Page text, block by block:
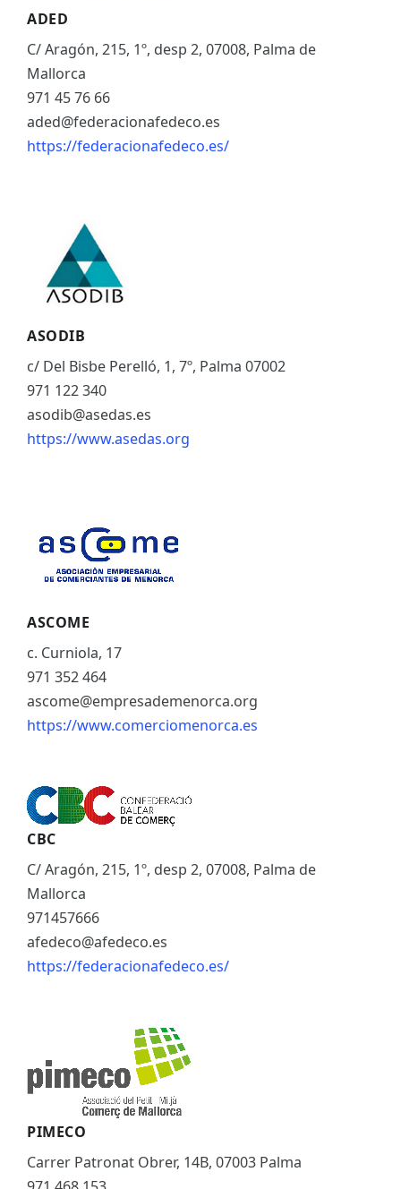
ADED
C/ Aragón, 215, 1º, desp 2, 07008, Palma de
Mallorca
971 45 76 66
aded@federacionafedeco.es
https://federacionafedeco.es/
ASODIB
c/ Del Bisbe Perelló, 1, 7º, Palma 07002
971 122 340
asodib@asedas.es
https://www.asedas.org
ASCOME
c. Curniola, 17
971 352 464
ascome@empresademenorca.org
https://www.comerciomenorca.es
CBC
C/ Aragón, 215, 1º, desp 2, 07008, Palma de
Mallorca
971457666
afedeco@afedeco.es
https://federacionafedeco.es/
PIMECO
Carrer Patronat Obrer, 14B, 07003 Palma